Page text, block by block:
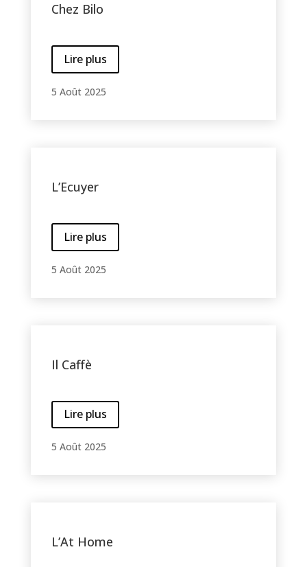
Chez Bilo
Lire plus
5 Août 2025
L’Ecuyer
Lire plus
5 Août 2025
Il Caffè
Lire plus
5 Août 2025
L’At Home